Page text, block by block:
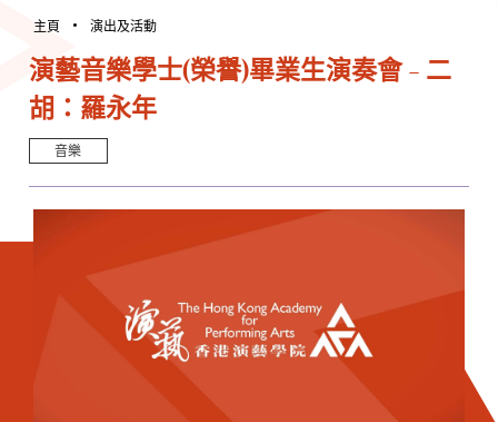
主頁 演出及活動
演藝音樂學士(榮譽)畢業生演奏會 - 二
胡：羅永年
音樂